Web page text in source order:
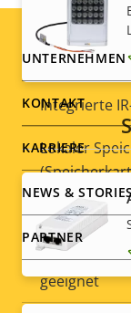
Allgemein
Integrierte
Lokaler
Für den
geeignet
Footer
menu
UNTERNEHMEN
KONTAKT
KARRIERE
NEWS &
PARTNER